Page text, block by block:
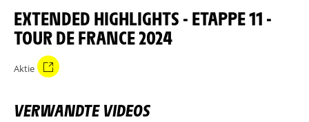
EXTENDED HIGHLIGHTS - ETAPPE 11 -
TOUR DE FRANCE 2024
Aktie
VERWANDTE VIDEOS